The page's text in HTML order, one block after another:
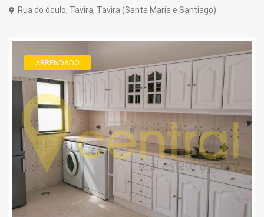
Rua do óculo, Tavira, Tavira (Santa Maria e Santiago)
ARRENDADO